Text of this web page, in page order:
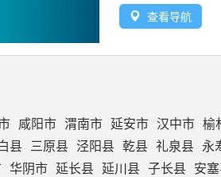
查看导航
咸阳市 渭南市 延安市 汉中市 榆
县 三原县 泾阳县 乾县 礼泉县 永
华阴市 延长县 延川县 子长县 安